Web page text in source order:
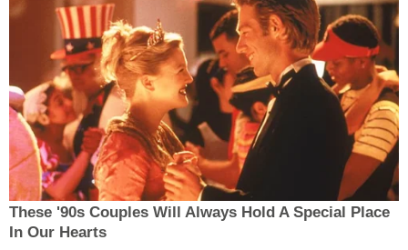
These '90s Couples Will Always Hold A Special Place
In Our Hearts